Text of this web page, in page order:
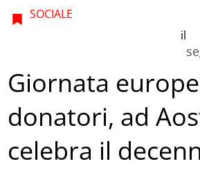
SOCIALE
il
Giornata
donatori, ad
celebra il